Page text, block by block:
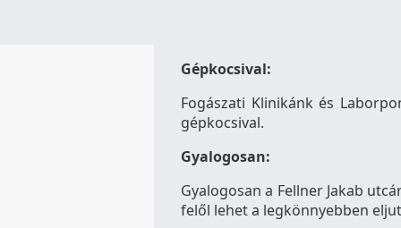
Gépkocsival:
Fogászati Klinikánk és
gépkocsival.
Gyalogosan:
Gyalogosan a Fellner Jakab
felől lehet a legkönnyebben